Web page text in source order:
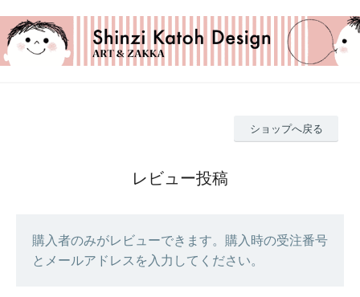
ショップへ戻る
レビュー投稿
購入者のみがレビューできます。購入時の受注番号
とメールアドレスを入力してください。